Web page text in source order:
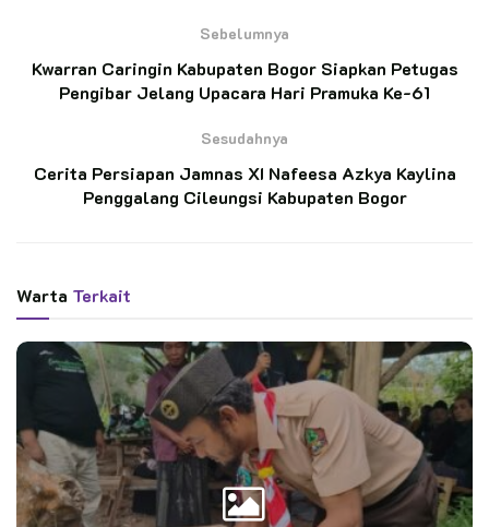
Petani Penggarap Dukung Pendirian Hutan
Lepas Kontingen Jambore Nasional 2026,
Bupati Grobogan Ingatkan Pentingnya
“Pastinya yang pertama aku siapin itu kesehatan, terus
disiapin, terus ikut tc 6 kali dari awal sampai akhir.”
Perlu diketahui jambore nasional XI akan dilaksanakan pada
14-21 Agustus 2022 di Bumi perkemahan Cibubur Jakarta
Sebelumnya
Kwarran Caringin Kabupaten Bogor Siapkan Petugas
Pengibar Jelang Upacara Hari Pramuka Ke-61
Sesudahnya
Cerita Persiapan Jamnas XI Nafeesa Azkya Kaylina
Penggalang Cileungsi Kabupaten Bogor
Warta Terkait